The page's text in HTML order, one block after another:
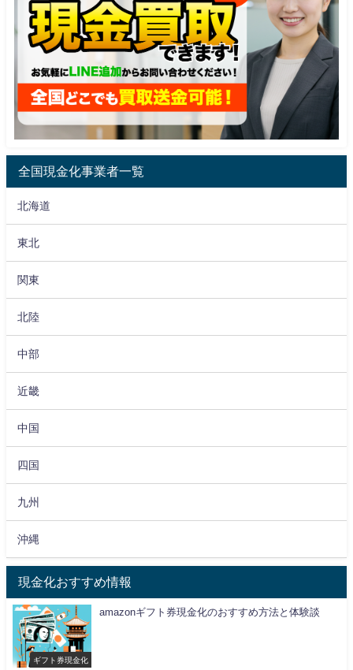
全国現金化事業者一覧
北海道
東北
関東
北陸
中部
近畿
中国
四国
九州
沖縄
現金化おすすめ情報
ギフト券現金化
amazonギフト券現金化のおすすめ方法と体験談